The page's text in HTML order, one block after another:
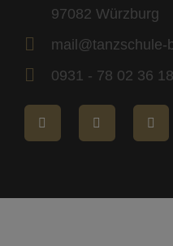
97082 Würzburg
mail@tanzschule-
0931 - 78 02 36 18